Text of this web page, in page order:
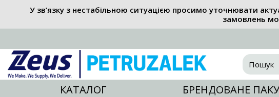
У зв’язку з нестабільною ситуацією просимо уточнювати
замовлень
КАТАЛОГ БРЕНДОВАНЕ